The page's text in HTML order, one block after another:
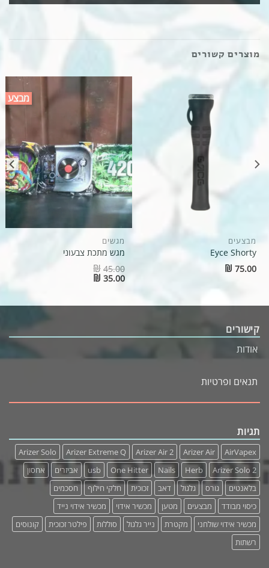
מוצרים קשורים
מבצע
מגשים
מגש מתכת צבעוני
₪ 45.00
₪ 35.00
מבצעים
Eyce Shorty
₪ 75.00
Original
price
תגיות
AirVapex
Arizer Air
Arizer Air 2
Arizer Extreme Q
Arizer Solo
Arizer Solo 2
Herb
Nails
One Hitter
usb אביזרים
אחסון
בלאנטים
גורס גלגול דאב זכוכית חלקי חילוף
חסכמים
כיסוי מבודד
מבצעים מטען מכשיר אידוי
מכשיר אידוי נייד
מכשיר אידוי שולחני
מקטרת נייר גלגול סוללות פילטר זכוכית
קונוסים
רשתות
קישורים
אודות
תנאים ופרטיות